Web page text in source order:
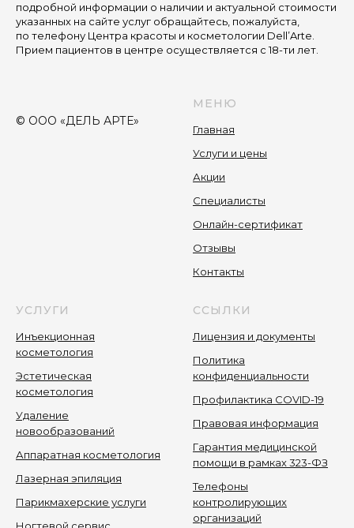
подробной информации о наличии и актуальной стоимости
указанных на сайте услуг обращайтесь, пожалуйста,
по телефону Центра красоты и косметологии Dell’Arte.
Прием пациентов в центре осуществляется с 18-ти лет.
© ООО «ДЕЛЬ АРТЕ»
МЕНЮ
Главная
Услуги и цены
Акции
Специалисты
Онлайн-сертификат
Отзывы
Контакты
УСЛУГИ
Инъекционная
косметология
Эстетическая
косметология
Удаление
новообразований
Аппаратная косметология
Лазерная эпиляция
Парикмахерские услуги
ССЫЛКИ
Лицензия и документы
Политика
конфиденциальности
Профилактика COVID-19
Правовая информация
Гарантия медицинской
помощи в рамках 323-ФЗ
Телефоны
контролирующих
организаций